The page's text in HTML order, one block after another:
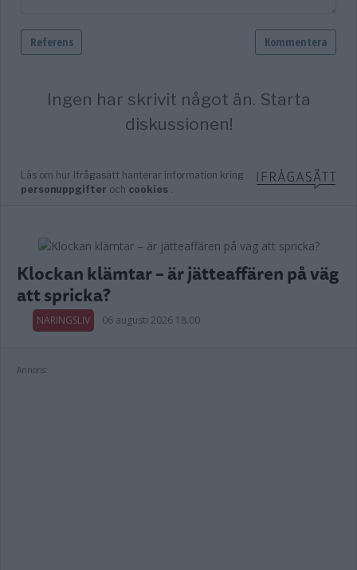
Klockan klämtar – är jätteaffären på väg
att spricka?
NÄRINGSLIV 06 augusti 2026 18.00
Annons: